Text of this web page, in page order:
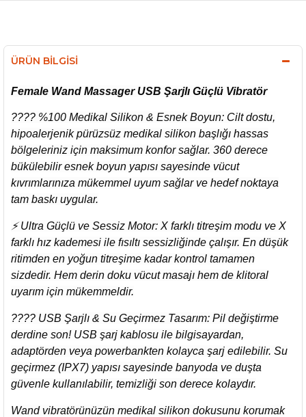
ÜRÜN BILGISI
Female Wand Massager USB Şarjlı Güçlü Vibratör
???? %100 Medikal Silikon & Esnek Boyun: Cilt dostu,
hipoalerjenik pürüzsüz medikal silikon başlığı hassas
bölgeleriniz için maksimum konfor sağlar. 360 derece
bükülebilir esnek boyun yapısı sayesinde vücut
kıvrımlarınıza mükemmel uyum sağlar ve hedef noktaya
tam baskı uygular.
⚡ Ultra Güçlü ve Sessiz Motor: X farklı titreşim modu ve X
farklı hız kademesi ile fısıltı sessizliğinde çalışır. En düşük
ritimden en yoğun titreşime kadar kontrol tamamen
sizdedir. Hem derin doku vücut masajı hem de klitoral
uyarım için mükemmeldir.
???? USB Şarjlı & Su Geçirmez Tasarım: Pil değiştirme
derdine son! USB şarj kablosu ile bilgisayardan,
adaptörden veya powerbankten kolayca şarj edilebilir. Su
geçirmez (IPX7) yapısı sayesinde banyoda ve duşta
güvenle kullanılabilir, temizliği son derece kolaydır.
Wand vibratörünüzün medikal silikon dokusunu korumak